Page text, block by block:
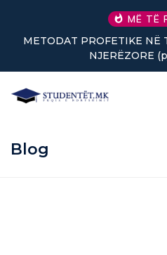
MË TË
METODAT PROFETIKE NË
NJERËZORE
Blog